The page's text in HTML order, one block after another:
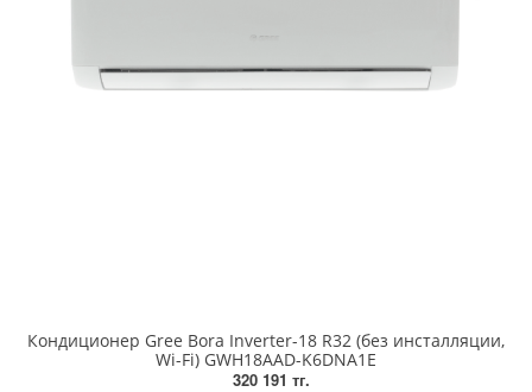
Кондиционер Gree Bora Inverter-18 R32 (без инсталляции,
Wi-Fi) GWH18AAD-K6DNA1E
320 191 тг.